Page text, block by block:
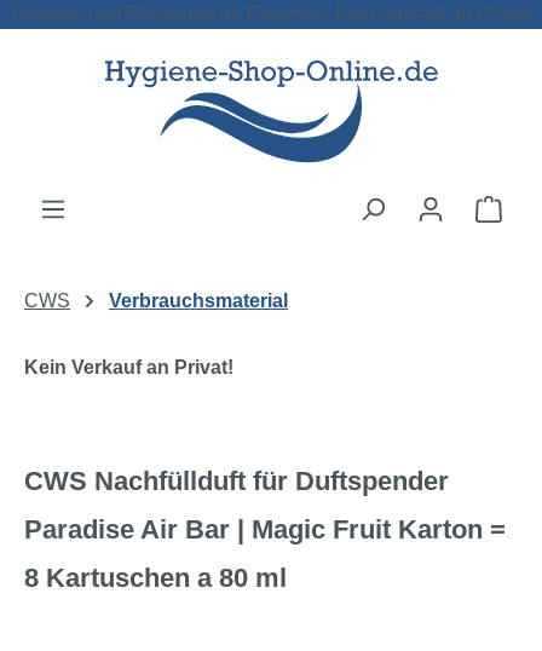
Zum Hauptinhalt springen
Hygiene und Reinigung für Gewerbe. Kein Verkauf an Privat!
CWS Verbrauchsmaterial
Kein Verkauf an Privat!
CWS Nachfüllduft für Duftspender
Paradise Air Bar | Magic Fruit Karton =
8 Kartuschen a 80 ml